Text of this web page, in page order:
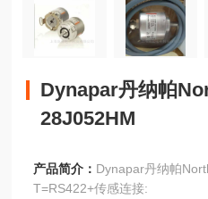
Dynapar丹纳帕
28J052HM
产品简介： Dynapar丹纳帕
T=RS422+传感连接: